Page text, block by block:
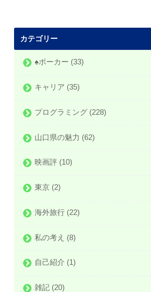
カテゴリー
♠️ポーカー (33)
キャリア (35)
プログラミング (228)
山口県の魅力 (62)
映画評 (10)
東京 (2)
海外旅行 (22)
私の考え (8)
自己紹介 (1)
雑記 (20)